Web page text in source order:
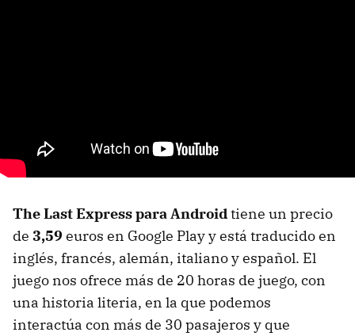
The Last Express para Androidtiene un precio
de 3,59 euros en Google Play y está traducido en
inglés, francés, alemán, italiano y español. El
juego nos ofrece más de 20 horas de juego, con
una historia literia, en la que podemos
interactúa con más de 30 pasajeros y que